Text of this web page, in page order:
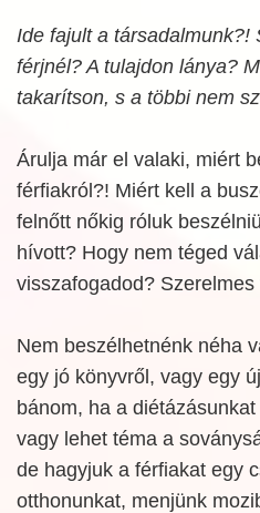
Ide fajult a társadalmunk?!
férjnél? A tulajdon lánya?
takarítson, s a többi nem
Árulja már el valaki, miért
férfiakról?! Miért kell a
felnőtt nőkig róluk
hívott? Hogy nem téged
visszafogadod? Szerelmes
Nem beszélhetnénk néha
egy jó könyvről, vagy egy
bánom, ha a
vagy lehet téma a
de hagyjuk a férfiakat egy
otthonunkat, menjünk